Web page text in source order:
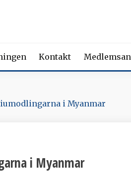
Kontakt
i Myanmar
i Myanmar